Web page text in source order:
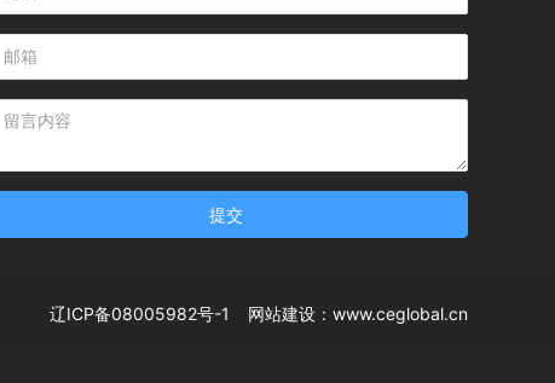
提交
辽ICP备08005982号-1 网站建设：www.ceglobal.cn